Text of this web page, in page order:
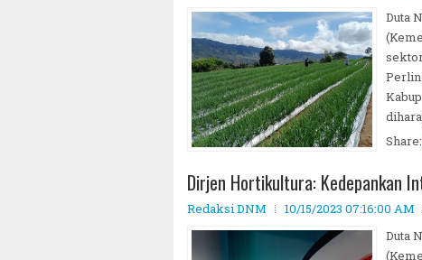
Duta
Share:
Dirjen Hortikultura: Kedepankan
Redaksi DNM 10/15/2023 07:16:00 AM
Duta
Tetapkan 1 Ramadhan 1446 Hijriah Jatuh Pada